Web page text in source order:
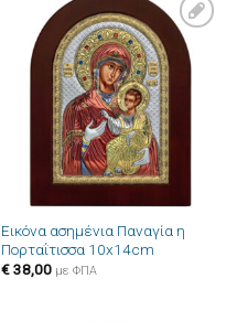
Πρόσθήκη
στην λίστα
επιθυμιών
Εικόνα ασημένια Παναγία η
Πορταΐτισσα 10x14cm
€38,00 με ΦΠΑ